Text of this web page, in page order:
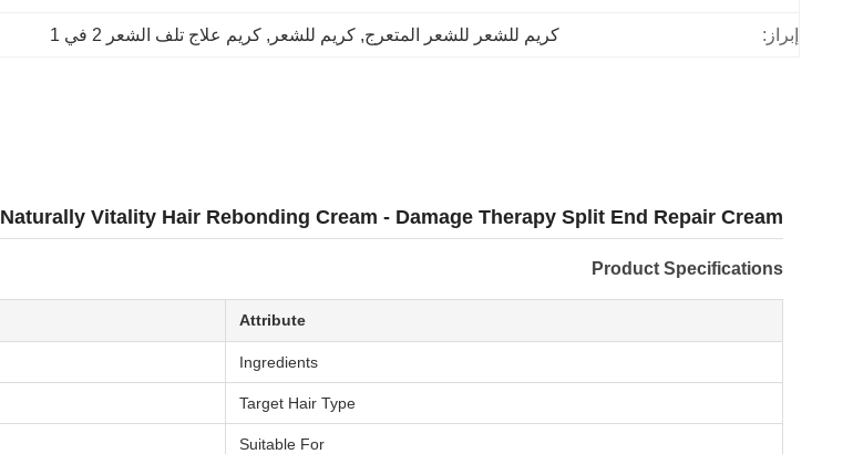
إبراز: كريم للشعر للشعر المتعرج, كريم للشعر , كريم علاج تلف الشعر 2 في 1
Naturally Vitality Hair Rebonding Cream - Damage Therapy Split End Repair Cream
Product Specifications
Attribute
Ingredients
Target Hair Type
Suitable For